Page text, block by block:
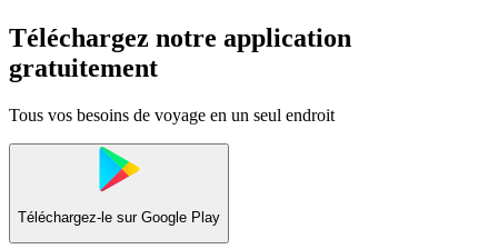
Téléchargez notre application
gratuitement
Tous vos besoins de voyage en un seul endroit
Téléchargez-le sur Google Play